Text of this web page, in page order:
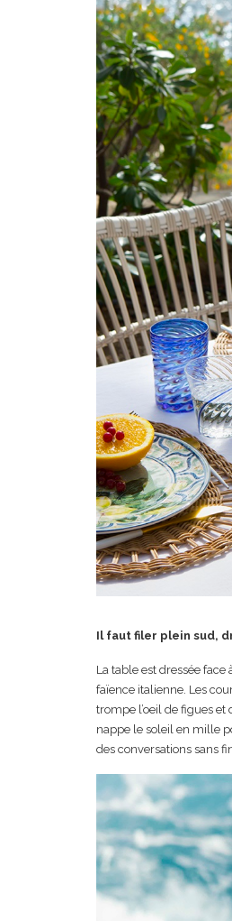
Il faut filer plein sud,
La table est dressée face
faïence italienne. Les
trompe l’oeil de figues
nappe le soleil en mille
des conversations sans